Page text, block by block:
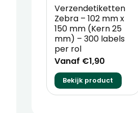
Verzendetiketten
Zebra – 102 mm x
150 mm (Kern 25
mm) – 300 labels
per rol
Vanaf €1,90
Bekijk product